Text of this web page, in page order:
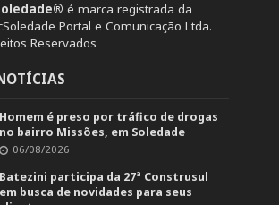
é marca registrada da
Portal e Comunicação Ltda.
Reservados
Homem é preso por tráfico de drogas
no bairro Missões, em Soledade
06/08/2026
Batezini participa da 27ª Construsul
em busca de novidades para seus